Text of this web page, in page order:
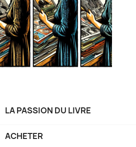
LA PASSION DU LIVRE
ACHETER